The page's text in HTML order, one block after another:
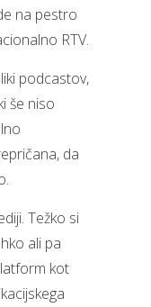
na pestro
RTV.
podcastov,
še niso
da
Težko si
ali pa
kot